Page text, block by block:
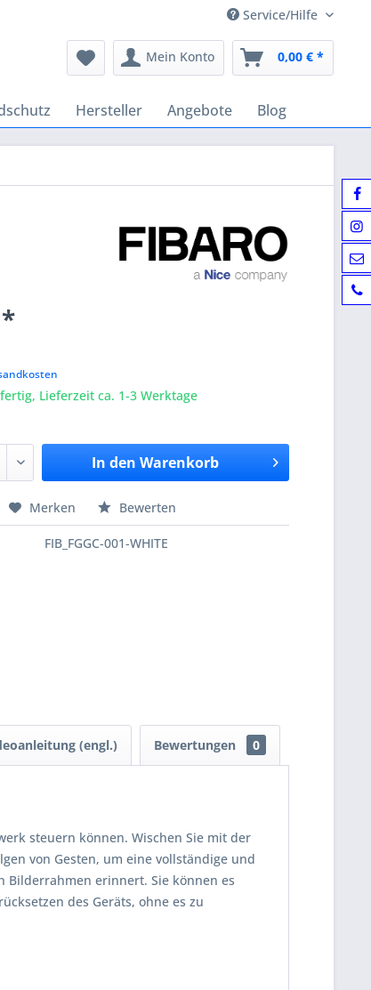
Service/Hilfe
Mein Konto 0,00 € *
Hersteller Angebote Blog
Lieferzeit ca. 1-3 Werktage
In den Warenkorb
Merken Bewerten
FIB_FGGC-001-WHITE
(engl.) Bewertungen 0
steuern können. Wischen Sie mit der
von Gesten, um eine vollständige und
Bilderrahmen erinnert. Sie können es
des Geräts, ohne es zu